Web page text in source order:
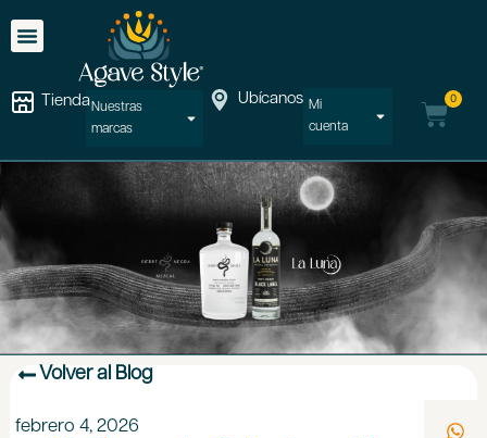
Nuestras
marcas
Tienda Ubícanos Mi
cuenta
0
Volver al Blog
febrero 4, 2026